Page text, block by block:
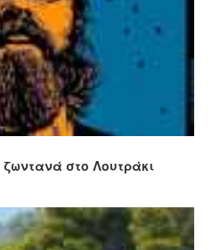
στο Λουτράκι